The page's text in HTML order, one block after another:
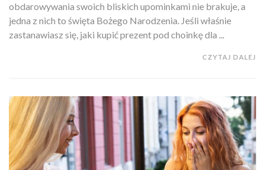
obdarowywania swoich bliskich upominkami nie brakuje, a
jedna z nich to święta Bożego Narodzenia. Jeśli właśnie
zastanawiasz się, jaki kupić prezent pod choinkę dla ...
CZYTAJ DALEJ